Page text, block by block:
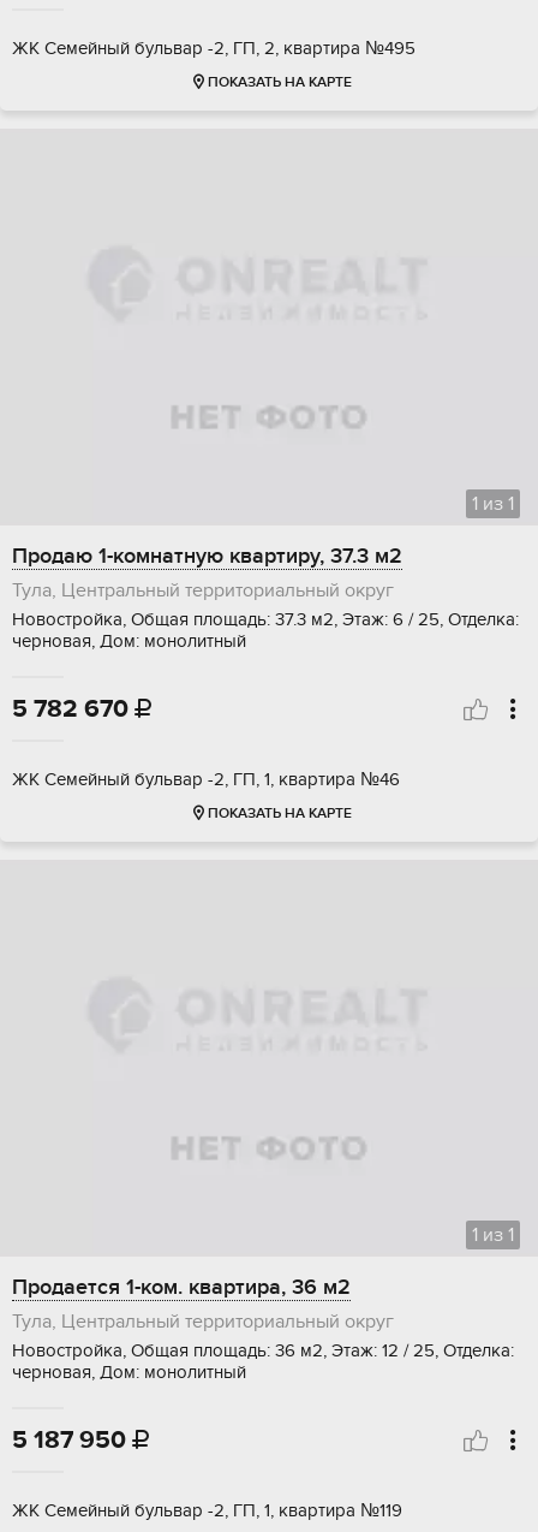
ЖК Семейный бульвар -2, ГП, 2, квартира №495
ПОКАЗАТЬ НА КАРТЕ
1 из 1
Продаю 1-комнатную квартиру, 37.3 м2
Тула, Центральный территориальный округ
Новостройка, Общая площадь: 37.3 м2, Этаж: 6 / 25, Отделка:
черновая, Дом: монолитный
5 782 670 
ЖК Семейный бульвар -2, ГП, 1, квартира №46
ПОКАЗАТЬ НА КАРТЕ
1 из 1
Продается 1-ком. квартира, 36 м2
Тула, Центральный территориальный округ
Новостройка, Общая площадь: 36 м2, Этаж: 12 / 25, Отделка:
черновая, Дом: монолитный
5 187 950 
ЖК Семейный бульвар -2, ГП, 1, квартира №119